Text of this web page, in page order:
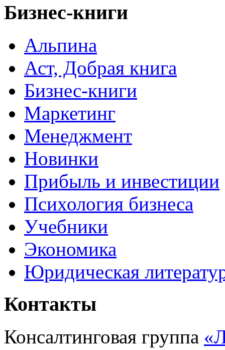
Бизнес-книги
Альпина
Аст, Добрая книга
Бизнес-книги
Маркетинг
Менеджмент
Новинки
Прибыль и инвестиции
Психология бизнеса
Учебники
Экономика
Юридическая
Контакты
Консалтинговая группа